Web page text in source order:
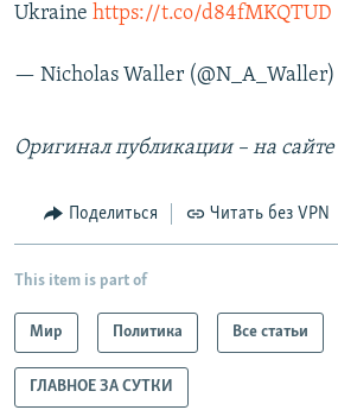
Ukraine https://t.co/d84fMKQTUD
— Nicholas Waller (@N_A_Waller)
Оригинал публикации – на сайте
Поделиться Читать без VPN
This item is part of
Мир Политика Все статьи
ГЛАВНОЕ ЗА СУТКИ